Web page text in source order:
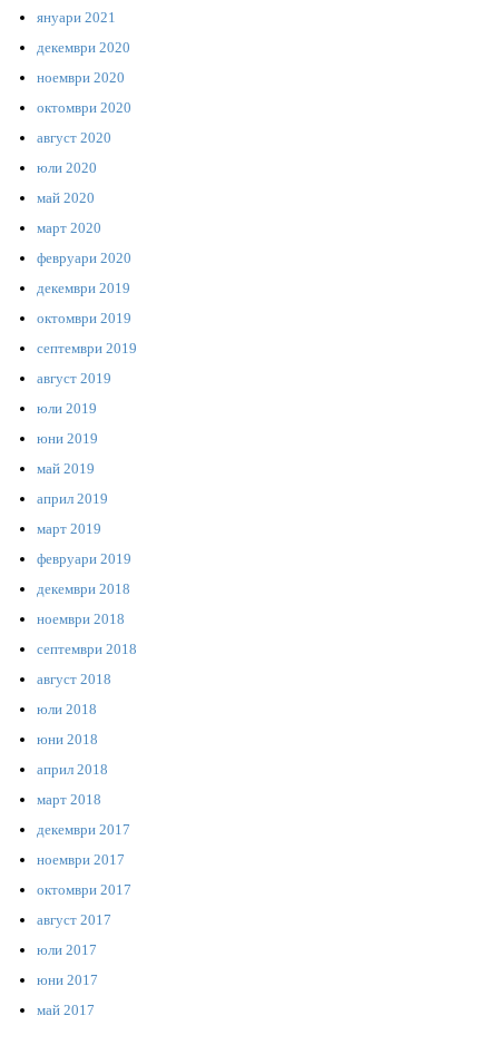
януари 2021
декември 2020
ноември 2020
октомври 2020
август 2020
юли 2020
май 2020
март 2020
февруари 2020
декември 2019
октомври 2019
септември 2019
август 2019
юли 2019
юни 2019
май 2019
април 2019
март 2019
февруари 2019
декември 2018
ноември 2018
септември 2018
август 2018
юли 2018
юни 2018
април 2018
март 2018
декември 2017
ноември 2017
октомври 2017
август 2017
юли 2017
юни 2017
май 2017